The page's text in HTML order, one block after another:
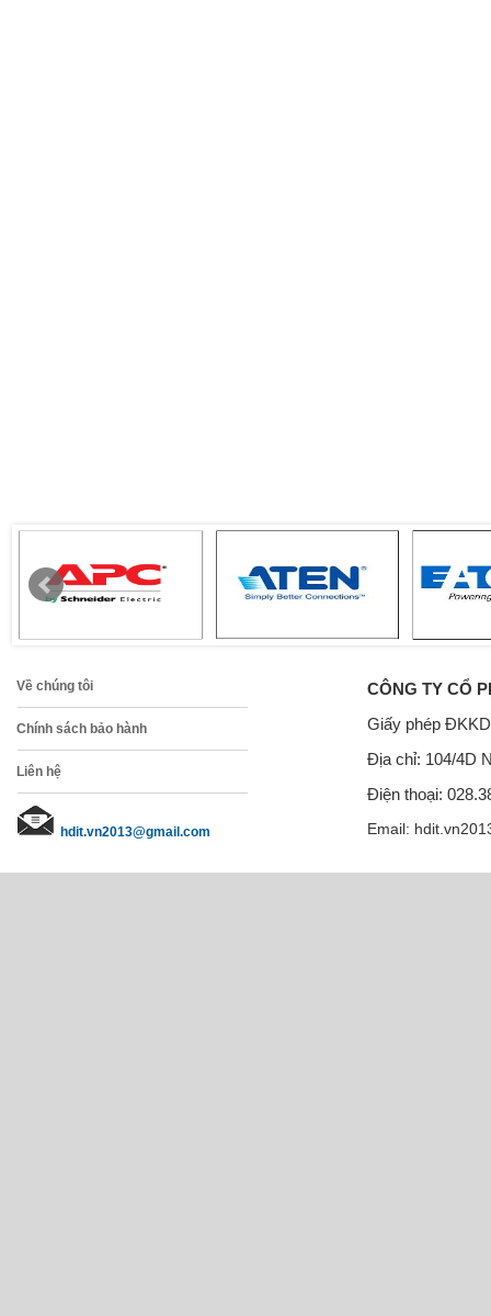
Về chúng tôi
Chính sách bảo hành
Liên hệ
hdit.vn2013@gmail.com
CÔNG TY CỔ
Giấy phép
Địa chỉ: 104/4D
Điện thoại:
Email: